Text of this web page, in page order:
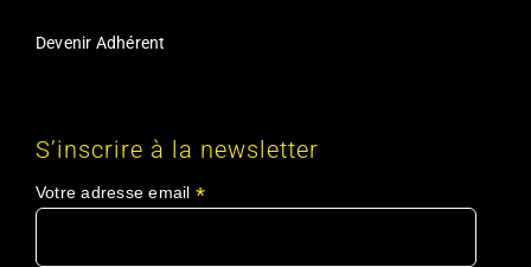
Devenir Adhérent
S’inscrire à la newsletter
Votre adresse email *